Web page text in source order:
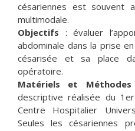
césariennes est souvent
multimodale.
Objectifs : évaluer
abdominale dans la prise
césarisée et sa place
opératoire.
Matériels et Méthodes
descriptive réalisée du
Centre Hospitalier
Seules les césariennes